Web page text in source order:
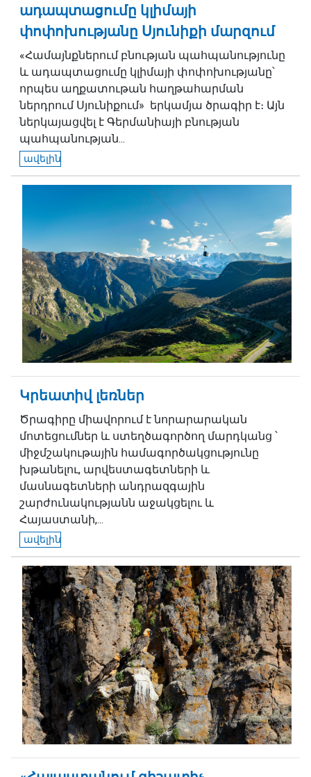
ադապտացումը կլիմայի
փոփոխությանը Սյունիքի մարզում
«Համայնքներում բնության պահպանությունը
և ադապտացումը կլիմայի փոփոխությանը՝
որպես աղքատութան հաղթահարման
ներդրում Սյունիքում» երկամյա ծրագիր է։ Այն
ներկայացվել է Գերմանիայի բնության
պահպանության...
ավելին
Կրեատիվ լեռներ
Ծրագիրը միավորում է նորարարական
մոտեցումներ և ստեղծագործող մարդկանց ՝
միջմշակութային համագործակցությունը
խթանելու, արվեստագետների և
մասնագետների անդրազգային
շարժունակությանն աջակցելու և
Հայաստանի,...
ավելին